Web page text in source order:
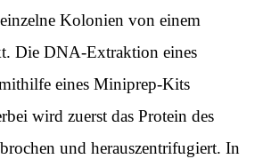
Kolonien von einem
Die DNA-Extraktion eines
eines Miniprep-Kits
wird zuerst das Protein des
und herauszentrifugiert. In